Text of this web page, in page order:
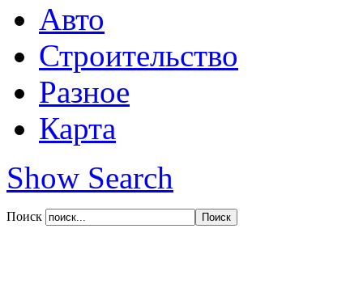
Авто
Строительство
Разное
Карта
Show Search
Поиск